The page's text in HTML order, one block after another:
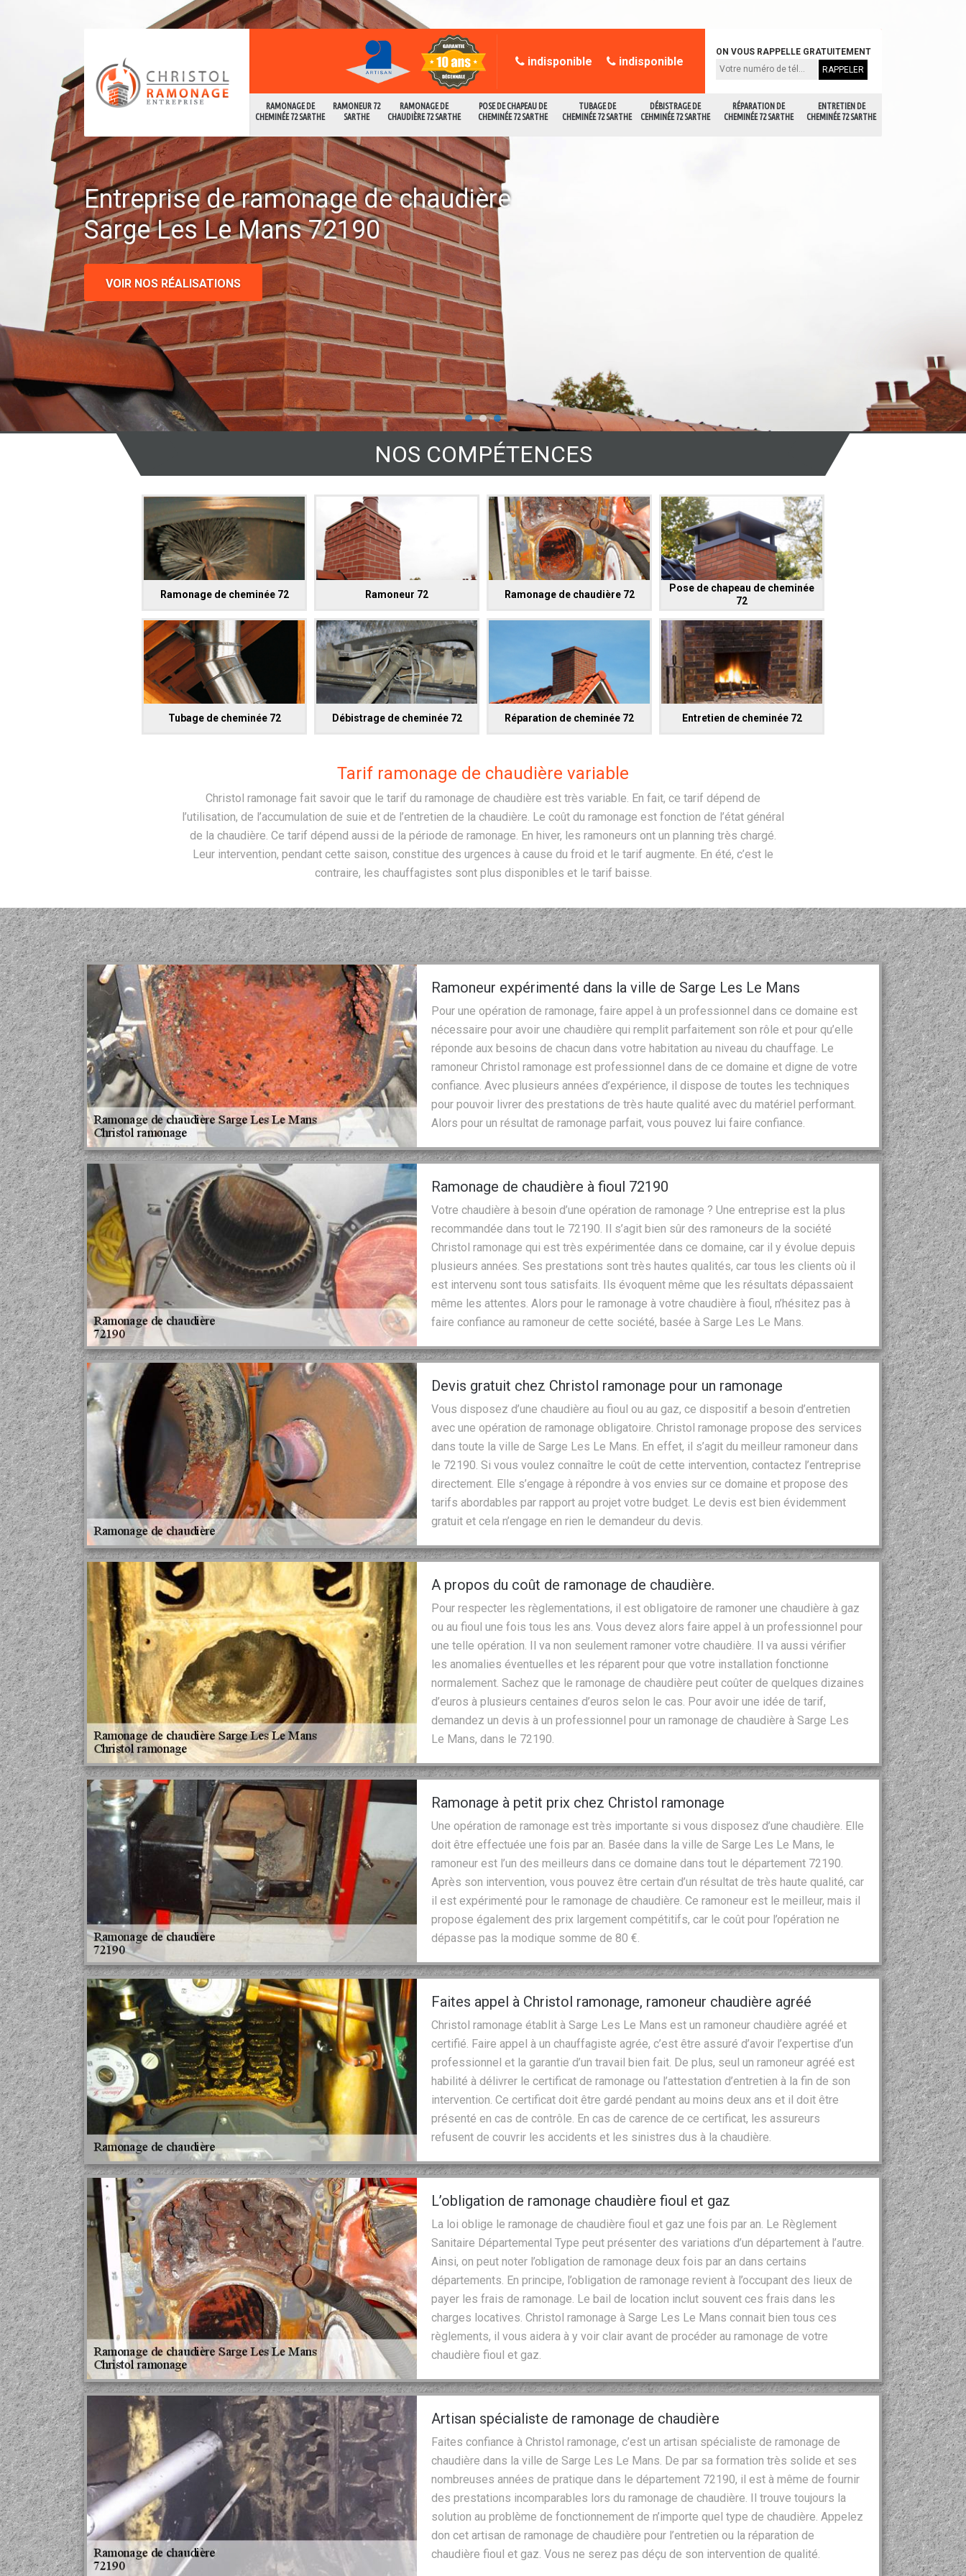
RAMONAGE DE
CHEMINÉE 72 SARTHE
RAMONEUR 72
SARTHE
RAMONAGE DE
CHAUDIÈRE 72 SARTHE
POSE DE CHAPEAU DE
CHEMINÉE 72 SARTHE
TUBAGE DE
CHEMINÉE 72 SARTHE
DÉBISTRAGE DE
CEHMINÉE 72 SARTHE
RÉPARATION DE
CHEMINÉE 72 SARTHE
ENTRETIEN DE
CHEMINÉE 72 SARTHE
indisponible indisponible
ON VOUS RAPPELLE GRATUITEMENT
Entreprise de ramonage de chaudière
Sarge Les Le Mans 72190
VOIR NOS RÉALISATIONS
NOS COMPÉTENCES
Ramonage de cheminée 72 Ramoneur 72 Ramonage de chaudière 72
Pose de chapeau de cheminée
72
Tubage de cheminée 72 Débistrage de cheminée 72 Réparation de cheminée 72 Entretien de cheminée 72
Tarif ramonage de chaudière variable
Christol ramonage fait savoir que le tarif du ramonage de chaudière est très variable. En fait, ce tarif dépend de
l’utilisation, de l’accumulation de suie et de l’entretien de la chaudière. Le coût du ramonage est fonction de l’état général
de la chaudière. Ce tarif dépend aussi de la période de ramonage. En hiver, les ramoneurs ont un planning très chargé.
Leur intervention, pendant cette saison, constitue des urgences à cause du froid et le tarif augmente. En été, c’est le
contraire, les chauffagistes sont plus disponibles et le tarif baisse.
Ramoneur expérimenté dans la ville de Sarge Les Le Mans
Pour une opération de ramonage, faire appel à un professionnel dans ce domaine est
nécessaire pour avoir une chaudière qui remplit parfaitement son rôle et pour qu’elle
réponde aux besoins de chacun dans votre habitation au niveau du chauffage. Le
ramoneur Christol ramonage est professionnel dans de ce domaine et digne de votre
confiance. Avec plusieurs années d’expérience, il dispose de toutes les techniques
pour pouvoir livrer des prestations de très haute qualité avec du matériel performant.
Alors pour un résultat de ramonage parfait, vous pouvez lui faire confiance.
Ramonage de chaudière à fioul 72190
Votre chaudière à besoin d’une opération de ramonage ? Une entreprise est la plus
recommandée dans tout le 72190. Il s’agit bien sûr des ramoneurs de la société
Christol ramonage qui est très expérimentée dans ce domaine, car il y évolue depuis
plusieurs années. Ses prestations sont très hautes qualités, car tous les clients où il
est intervenu sont tous satisfaits. Ils évoquent même que les résultats dépassaient
même les attentes. Alors pour le ramonage à votre chaudière à fioul, n’hésitez pas à
faire confiance au ramoneur de cette société, basée à Sarge Les Le Mans.
Devis gratuit chez Christol ramonage pour un ramonage
Vous disposez d’une chaudière au fioul ou au gaz, ce dispositif a besoin d’entretien
avec une opération de ramonage obligatoire. Christol ramonage propose des services
dans toute la ville de Sarge Les Le Mans. En effet, il s’agit du meilleur ramoneur dans
le 72190. Si vous voulez connaître le coût de cette intervention, contactez l’entreprise
directement. Elle s’engage à répondre à vos envies sur ce domaine et propose des
tarifs abordables par rapport au projet votre budget. Le devis est bien évidemment
gratuit et cela n’engage en rien le demandeur du devis.
A propos du coût de ramonage de chaudière.
Pour respecter les règlementations, il est obligatoire de ramoner une chaudière à gaz
ou au fioul une fois tous les ans. Vous devez alors faire appel à un professionnel pour
une telle opération. Il va non seulement ramoner votre chaudière. Il va aussi vérifier
les anomalies éventuelles et les réparent pour que votre installation fonctionne
normalement. Sachez que le ramonage de chaudière peut coûter de quelques dizaines
d’euros à plusieurs centaines d’euros selon le cas. Pour avoir une idée de tarif,
demandez un devis à un professionnel pour un ramonage de chaudière à Sarge Les
Le Mans, dans le 72190.
Ramonage à petit prix chez Christol ramonage
Une opération de ramonage est très importante si vous disposez d’une chaudière. Elle
doit être effectuée une fois par an. Basée dans la ville de Sarge Les Le Mans, le
ramoneur est l’un des meilleurs dans ce domaine dans tout le département 72190.
Après son intervention, vous pouvez être certain d’un résultat de très haute qualité, car
il est expérimenté pour le ramonage de chaudière. Ce ramoneur est le meilleur, mais il
propose également des prix largement compétitifs, car le coût pour l’opération ne
dépasse pas la modique somme de 80 €.
Faites appel à Christol ramonage, ramoneur chaudière agréé
Christol ramonage établit à Sarge Les Le Mans est un ramoneur chaudière agréé et
certifié. Faire appel à un chauffagiste agrée, c’est être assuré d’avoir l’expertise d’un
professionnel et la garantie d’un travail bien fait. De plus, seul un ramoneur agréé est
habilité à délivrer le certificat de ramonage ou l’attestation d’entretien à la fin de son
intervention. Ce certificat doit être gardé pendant au moins deux ans et il doit être
présenté en cas de contrôle. En cas de carence de ce certificat, les assureurs
refusent de couvrir les accidents et les sinistres dus à la chaudière.
L’obligation de ramonage chaudière fioul et gaz
La loi oblige le ramonage de chaudière fioul et gaz une fois par an. Le Règlement
Sanitaire Départemental Type peut présenter des variations d’un département à l’autre.
Ainsi, on peut noter l’obligation de ramonage deux fois par an dans certains
départements. En principe, l’obligation de ramonage revient à l’occupant des lieux de
payer les frais de ramonage. Le bail de location inclut souvent ces frais dans les
charges locatives. Christol ramonage à Sarge Les Le Mans connait bien tous ces
règlements, il vous aidera à y voir clair avant de procéder au ramonage de votre
chaudière fioul et gaz.
Artisan spécialiste de ramonage de chaudière
Faites confiance à Christol ramonage, c’est un artisan spécialiste de ramonage de
chaudière dans la ville de Sarge Les Le Mans. De par sa formation très solide et ses
nombreuses années de pratique dans le département 72190, il est à même de fournir
des prestations incomparables lors du ramonage de chaudière. Il trouve toujours la
solution au problème de fonctionnement de n’importe quel type de chaudière. Appelez
don cet artisan de ramonage de chaudière pour l’entretien ou la réparation de
chaudière fioul et gaz. Vous ne serez pas déçu de son intervention de qualité.